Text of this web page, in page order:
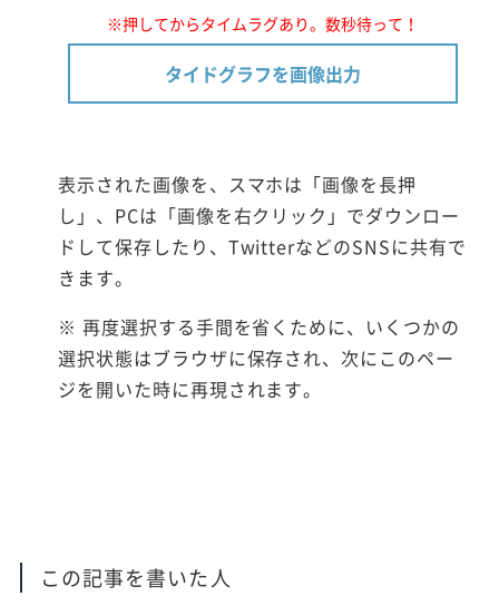
※押してからタイムラグあり。数秒待って！
タイドグラフを画像出力
表示された画像を、スマホは「画像を長押
し」、PCは「画像を右クリック」でダウンロー
ドして保存したり、TwitterなどのSNSに共有で
きます。
※ 再度選択する手間を省くために、いくつかの
選択状態はブラウザに保存され、次にこのペー
ジを開いた時に再現されます。
この記事を書いた人